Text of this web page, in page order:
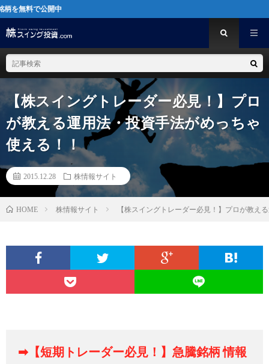
【株スイングトレーダー必見！】プロ
が教える運用法・投資手法がめっちゃ
使える！！
2015.12.28 株情報サイト
HOME 株情報サイト 【株スイングトレーダー必見！】プロが教え
➡【短期トレーダー必見！】急騰銘柄 情報